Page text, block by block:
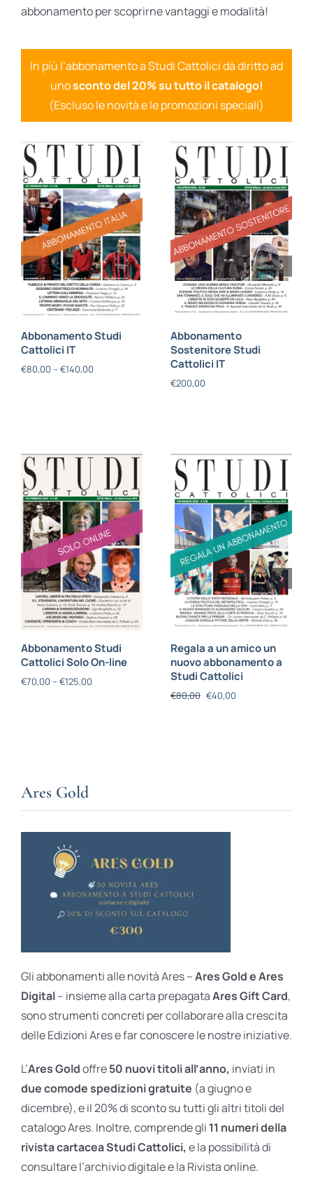
abbonamento per scoprirne vantaggi e modalità!
In più l’abbonamento a Studi Cattolici dà diritto ad
unosconto del 20% su tutto il catalogo!
(Escluso le novità e le promozioni speciali)
Abbonamento Studi
Cattolici IT
€80,00 – €140,00
Abbonamento
Sostenitore Studi
Cattolici IT
€200,00
Abbonamento Studi
Cattolici Solo On-line
€70,00 – €125,00
Regala a un amico un
nuovo abbonamento a
Studi Cattolici
€80,00 €40,00
Ares Gold
Gli abbonamenti alle novità Ares –Ares Gold e Ares
Digital– insieme alla carta prepagataAres Gift Card,
sono strumenti concreti per collaborare alla crescita
delle Edizioni Ares e far conoscere le nostre iniziative.
L’Ares Goldoffre50 nuovi titoli all’anno, inviati in
due comode spedizioni gratuite (a giugno e
dicembre), e il 20% di sconto su tutti gli altri titoli del
catalogo Ares. Inoltre, comprende gli 11 numeri della
rivista cartacea Studi Cattolici, e la possibilità di
consultare l’archivio digitale e la Rivista online.